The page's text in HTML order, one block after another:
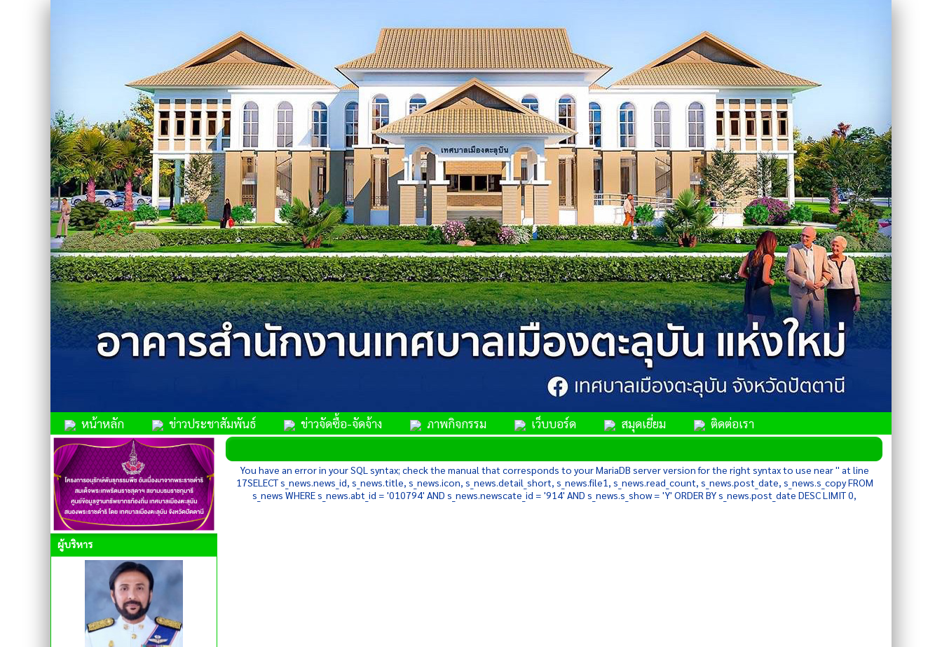
หน้าหลัก ข่าวประชาสัมพันธ์ ข่าวจัดซื้อ-จัดจ้าง ภาพกิจกรรม เว็บบอร์ด สมุดเยี่ยม ติดต่อเรา
ผู้บริหาร
You have an error in your SQL syntax; check the manual that corresponds to your MariaDB server version for the right syntax to use near '' at line
17SELECT s_news.news_id, s_news.title, s_news.icon, s_news.detail_short, s_news.file1, s_news.read_count, s_news.post_date, s_news.s_copy FROM
s_news WHERE s_news.abt_id = '010794' AND s_news.newscate_id = '914' AND s_news.s_show = 'Y' ORDER BY s_news.post_date DESC LIMIT 0,